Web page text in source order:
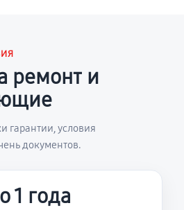
ремонт и
гарантии, условия
документов.
1 года